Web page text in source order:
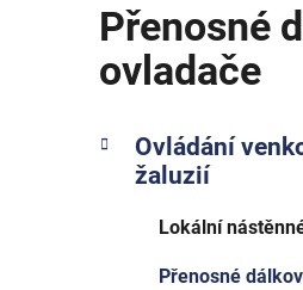
Přenosné
ovladače
P
Přeskočit
kategorie
K
a
Ovládání
žaluzií
Lokální
Přenosné